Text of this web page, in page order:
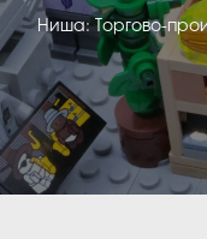
Ниша: Торгово-